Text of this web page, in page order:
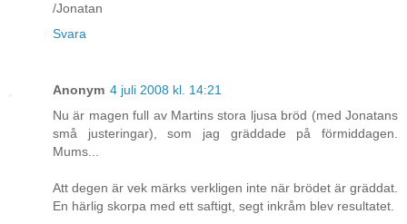
/Jonatan
Svara
Anonym 4 juli 2008 kl. 14:21
Nu är magen full av Martins stora ljusa bröd (med Jonatans
små justeringar), som jag gräddade på förmiddagen.
Mums...
Att degen är vek märks verkligen inte när brödet är gräddat.
En härlig skorpa med ett saftigt, segt inkråm blev resultatet.